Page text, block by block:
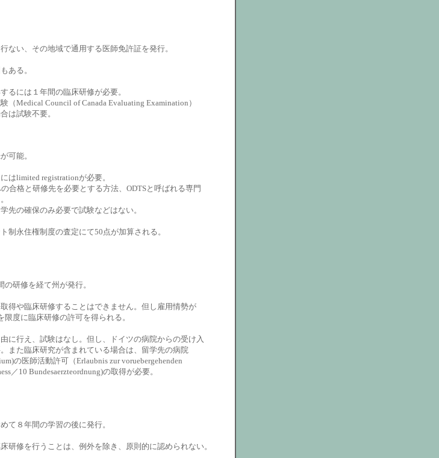
ない、その地域で通用する医師免許証を発行。
ある。
るには１年間の臨床研修が必要。
Medical Council of Canada Evaluating Examination）
は試験不要。
可能。
はlimited registrationが必要。
合格と研修先を必要とする方法、ODTSと呼ばれる専門
先の確保のみ必要で試験などはない。
制永住権制度の査定にて50点が加算される。
研修を経て州が発行。
得や臨床研修することはできません。但し雇用情勢が
度に臨床研修の許可を得られる。
に行え、試験はなし。但し、ドイツの病院からの受け入
また臨床研究が含まれている場合は、留学先の病院
の医師活動許可（Erlaubnis zur voruebergehenden
／10 Bundesaerzteordnung)の取得が必要。
て８年間の学習の後に発行。
研修を行うことは、例外を除き、原則的に認められない。